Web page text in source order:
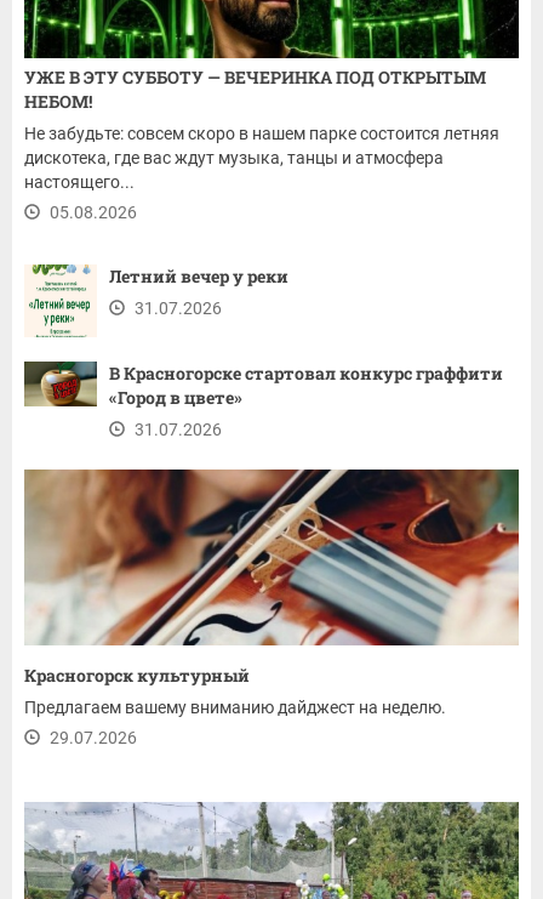
УЖЕ В ЭТУ СУББОТУ — ВЕЧЕРИНКА ПОД ОТКРЫТЫМ
НЕБОМ!
Не забудьте: совсем скоро в нашем парке состоится летняя
дискотека, где вас ждут музыка, танцы и атмосфера
настоящего...
05.08.2026
Летний вечер у реки
31.07.2026
В Красногорске стартовал конкурс граффити
«Город в цвете»
31.07.2026
Красногорск культурный
Предлагаем вашему вниманию дайджест на неделю.
29.07.2026